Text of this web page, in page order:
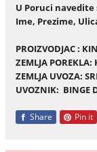
U Poruci navedite
Ime, Prezime,
ZEMLJA
ZEMLJA UVOZA:
UVOZNIK: BINGE
Share Pin it